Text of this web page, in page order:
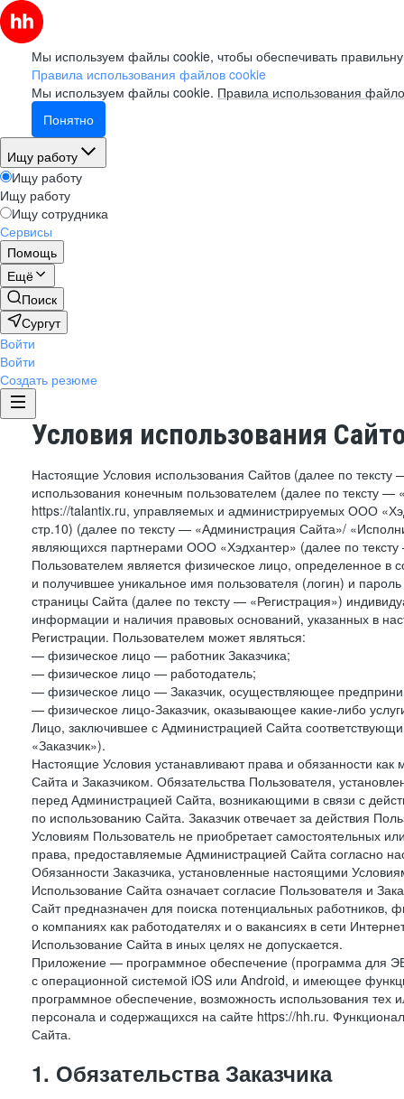
Мы используем файлы cookie, чтобы обеспечивать
Правила использования файлов cookie
Мы используем файлы cookie. Правила использования
Понятно
Ищу работу
Ищу работу
Ищу работу
Ищу сотрудника
Сервисы
Помощь
Ещё
Поиск
Сургут
Войти
Войти
Создать резюме
Условия использования
Настоящие Условия использования Сайтов (далее по
использования конечным пользователем (далее по тексту
https://talantix.ru, управляемых и администрируемых ООО
стр.10) (далее по тексту — «Администрация Сайта»/
являющихся партнерами ООО «Хэдхантер» (далее по
Пользователем является физическое лицо, определенное в
и получившее уникальное имя пользователя (логин) и
страницы Сайта (далее по тексту — «Регистрация»)
информации и наличия правовых оснований, указанных в
Регистрации. Пользователем может являться:
— физическое лицо — работник Заказчика;
— физическое лицо — работодатель;
— физическое лицо — Заказчик, осуществляющее
— физическое лицо-Заказчик, оказывающее какие-либо
Лицо, заключившее с Администрацией Сайта
«Заказчик»).
Настоящие Условия устанавливают права и обязанности
Сайта и Заказчиком. Обязательства Пользователя,
перед Администрацией Сайта, возникающими в связи с
по использованию Сайта. Заказчик отвечает за действия
Условиям Пользователь не приобретает самостоятельных
права, предоставляемые Администрацией Сайта согласно
Обязанности Заказчика, установленные настоящими
Использование Сайта означает согласие Пользователя и
Сайт предназначен для поиска потенциальных
о компаниях как работодателях и о вакансиях в сети
Использование Сайта в иных целях не допускается.
Приложение — программное обеспечение (программа для
с операционной системой iOS или Android, и имеющее
программное обеспечение, возможность использования
персонала и содержащихся на сайте https://hh.ru.
Сайта.
1. Обязательства Заказчика